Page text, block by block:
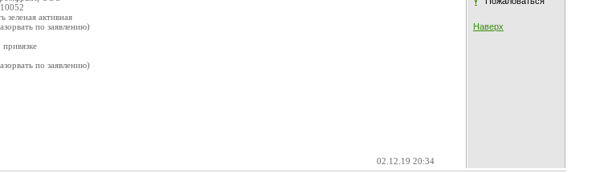
Наверх
зеленая активная
по заявлению)
по заявлению)
02.12.19 20:34